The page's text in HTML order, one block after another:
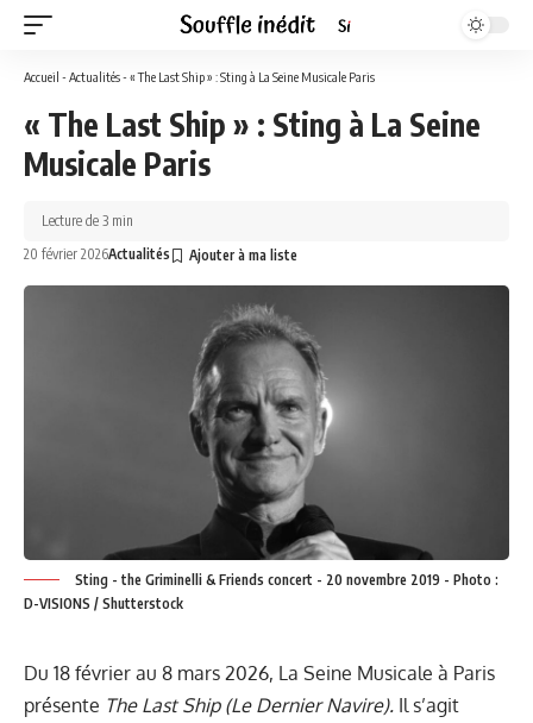
Accueil - Actualités- « The Last Ship » : Sting à La Seine Musicale Paris
« The Last Ship » : Sting à La Seine
Musicale Paris
20 février 2026Actualités
Lecture de 3 min
Sting - the Griminelli & Friends concert - 20 novembre 2019 - Photo :
D-VISIONS / Shutterstock
Du 18 février au 8 mars 2026, La Seine Musicale à Paris
présente The Last Ship (Le Dernier Navire). Il s’agit